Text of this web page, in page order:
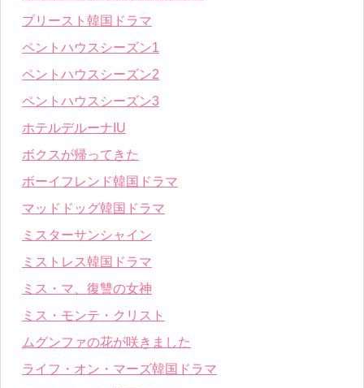
プリースト韓国ドラマ
ペントハウスシーズン1
ペントハウスシーズン2
ペントハウスシーズン3
ホテルデルーナIU
ボクスが帰ってきた
ボーイフレンド韓国ドラマ
マッドドッグ韓国ドラマ
ミスターサンシャイン
ミストレス韓国ドラマ
ミス・マ、復讐の女神
ミス・モンテ・クリスト
ムグンファの花が咲きました
ライフ・オン・マーズ韓国ドラマ